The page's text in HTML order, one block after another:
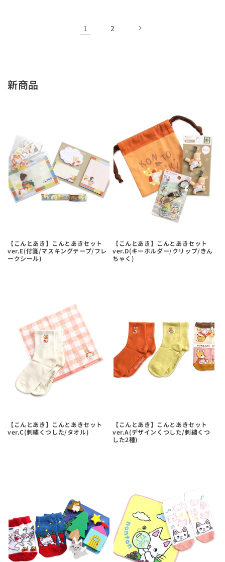
1 2
新商品
【こんとあき】こんとあきセット
ver.E(付箋/マスキングテープ/フレ
ークシール)
【こんとあき】こんとあきセット
ver.D(キーホルダー/クリップ/きん
ちゃく)
【こんとあき】こんとあきセット
ver.C(刺繍くつした/タオル)
【こんとあき】こんとあきセット
ver.A(デザインくつした/刺繡くつ
した2種)